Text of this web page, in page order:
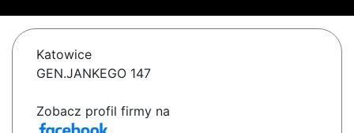
Katowice
GEN.JANKEGO 147
Zobacz profil firmy na